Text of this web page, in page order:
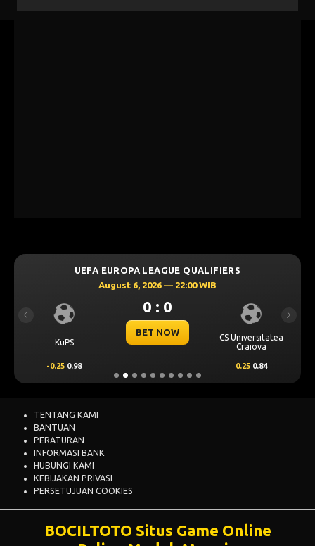
UEFA EUROPA LEAGUE QUALIFIERS
August 6, 2026 — 22:00 WIB
KuPS
0 : 0
BET NOW
CS Universitatea
Craiova
-0.25 0.98 0.25 0.84
Previous Next
TENTANG KAMI
BANTUAN
PERATURAN
INFORMASI BANK
HUBUNGI KAMI
KEBIJAKAN PRIVASI
PERSETUJUAN COOKIES
BOCILTOTO Situs Game Online